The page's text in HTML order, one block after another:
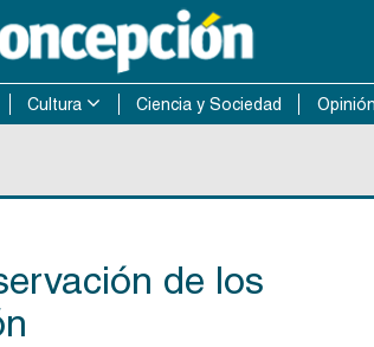
Cultura Ciencia y Sociedad Opinión
de los